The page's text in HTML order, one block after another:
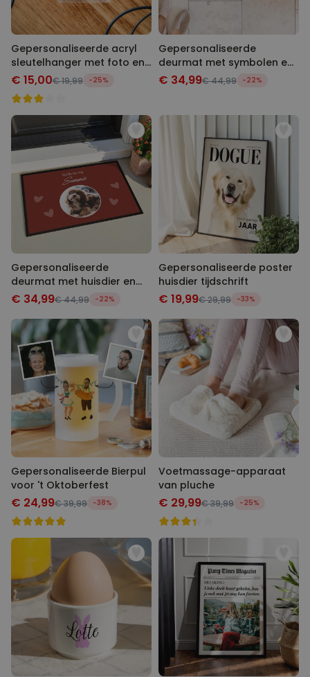
Gepersonaliseerde acryl
sleutelhanger met foto en
tekst
€ 15,00€ 19,99 -25%
Gepersonaliseerde
deurmat met symbolen en
naam
€ 34,99€ 44,99 -22%
Gepersonaliseerde
deurmat met huisdier en
tekst
€ 34,99€ 44,99 -22%
Gepersonaliseerde poster
huisdier tijdschrift
€ 19,99€ 29,99 -33%
Gepersonaliseerde Bierpul
voor 't Oktoberfest
€ 24,99€ 39,99 -38%
Voetmassage-apparaat
van pluche
€ 29,99€ 39,99 -25%